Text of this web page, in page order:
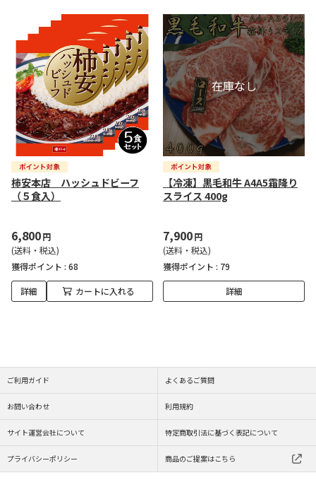
柿安本店 ハッシュドビーフ
（５食入）
6,800円
(送料・税込)
獲得ポイント : 68
詳細 カートに入れる
【冷凍】黒毛和牛 A4A5霜降り
スライス 400g
7,900円
(送料・税込)
獲得ポイント : 79
詳細
ご利用ガイド よくあるご質問
お問い合わせ 利用規約
サイト運営会社について 特定商取引法に基づく表記について
プライバシーポリシー 商品のご提案はこちら